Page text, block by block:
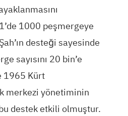
1000 peşmergeye
desteği sayesinde
sayısını 20 bin’e
1965 Kürt
merkezi yönetiminin
destek etkili olmuştur.